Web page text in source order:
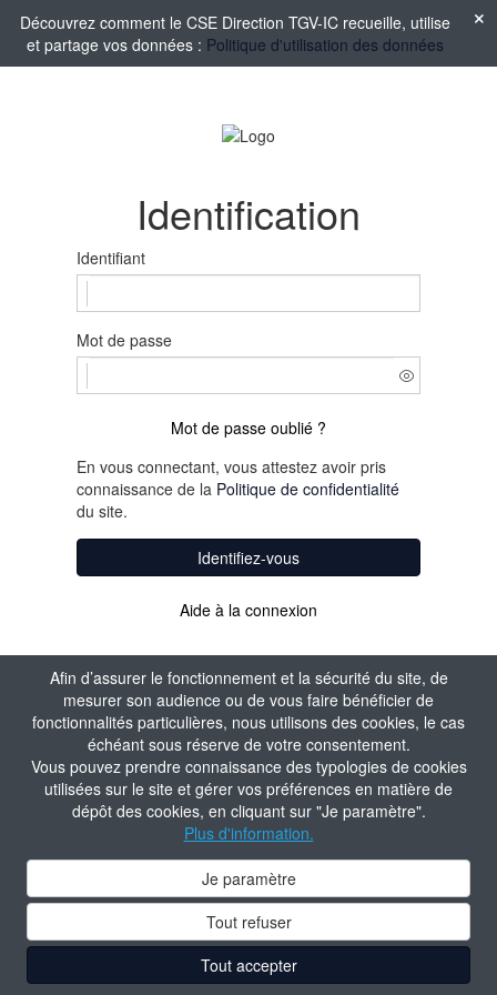
Afin d’assurer le fonctionnement et la sécurité du site, de
mesurer son audience ou de vous faire bénéficier de
fonctionnalités particulières, nous utilisons des cookies, le cas
échéant sous réserve de votre consentement.
Vous pouvez prendre connaissance des typologies de cookies
utilisées sur le site et gérer vos préférences en matière de
dépôt des cookies, en cliquant sur "Je paramètre".
Plus d'information.
Je paramètre
Tout refuser
Tout accepter
Découvrez comment le CSE Direction TGV-IC recueille, utilise
et partage vos données : Politique d'utilisation des données
Identification
Identifiant
Mot de passe
Mot de passe oublié ?
En vous connectant, vous attestez avoir pris
connaissance de la Politique de confidentialité
du site.
Identifiez-vous
Aide à la connexion